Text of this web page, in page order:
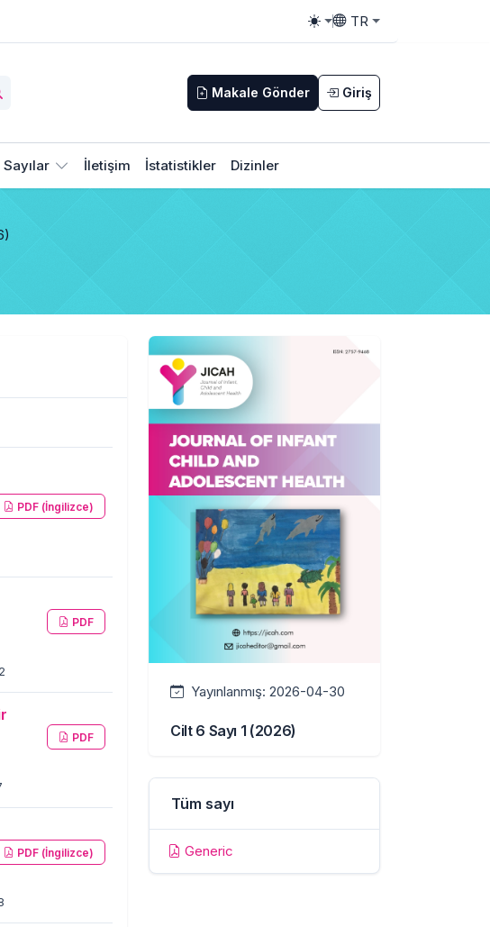
Toggle theme
TR
Toggle language
Makale Gönder Giriş
Sayılar İletişim İstatistikler Dizinler
PDF (İngilizce)
PDF
PDF
PDF (İngilizce)
Yayınlanmış: 2026-04-30
Cilt 6 Sayı 1 (2026)
Tüm sayı
Generic